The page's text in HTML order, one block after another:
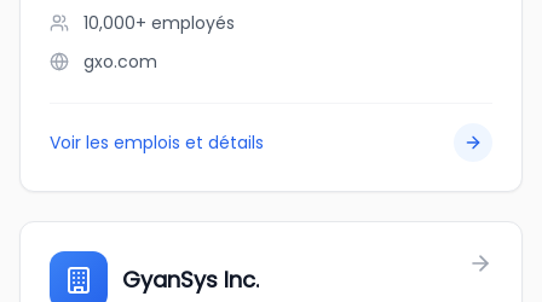
10,000+ employés
gxo.com
Voir les emplois et détails
GyanSys Inc.